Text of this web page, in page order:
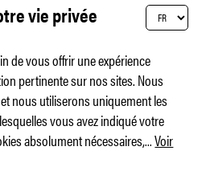
xDrive
vie privée
de vous offrir une expérience
pertinente sur nos sites. Nous
nous utiliserons uniquement les
vous avez indiqué votre
absolument nécessaires,...Voir